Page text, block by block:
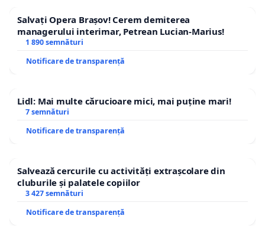
Salvați Opera Brașov! Cerem demiterea
managerului interimar, Petrean Lucian-Marius!
1 890 semnături
Notificare de transparență
Lidl: Mai multe cărucioare mici, mai puține mari!
7 semnături
Notificare de transparență
Salvează cercurile cu activități extrașcolare din
cluburile și palatele copiilor
3 427 semnături
Notificare de transparență